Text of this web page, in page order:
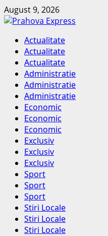
Skip
to
August 9, 2026
Primary
Menu
Actualitate
Actualitate
Actualitate
Administratie
Administratie
Administratie
Economic
Economic
Economic
Exclusiv
Exclusiv
Exclusiv
Sport
Sport
Sport
Stiri Locale
Stiri Locale
Stiri Locale